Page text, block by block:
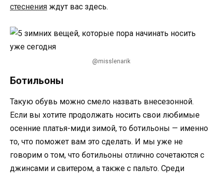
стеснения ждут вас здесь.
@misslenarik
Ботильоны
Такую обувь можно смело назвать внесезонной.
Если вы хотите продолжать носить свои любимые
осенние платья-миди зимой, то ботильоны — именно
то, что поможет вам это сделать. И мы уже не
говорим о том, что ботильоны отлично сочетаются с
джинсами и свитером, а также с пальто. Среди